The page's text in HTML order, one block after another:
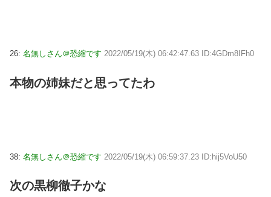
26: 名無しさん＠恐縮です 2022/05/19(木) 06:42:47.63 ID:4GDm8IFh0
本物の姉妹だと思ってたわ
38: 名無しさん＠恐縮です 2022/05/19(木) 06:59:37.23 ID:hij5VoU50
次の黒柳徹子かな